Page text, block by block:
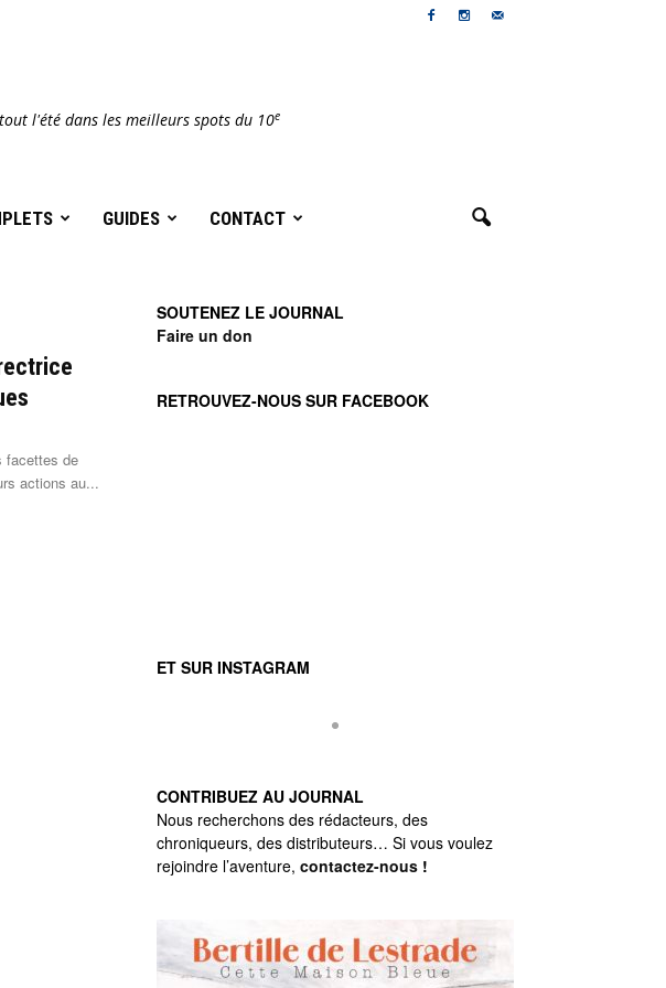
l'été dans les meilleurs spots du 10e
GUIDES CONTACT
facettes de
actions au...
SOUTENEZ LE JOURNAL
Faire un don
RETROUVEZ-NOUS SUR FACEBOOK
ET SUR INSTAGRAM
CONTRIBUEZ AU JOURNAL
Nous recherchons des rédacteurs, des
chroniqueurs, des distributeurs… Si vous voulez
rejoindre l’aventure, contactez-nous !